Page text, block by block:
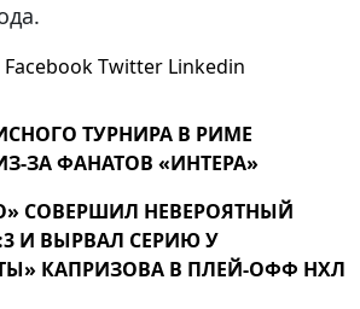
FacebookTwitter Linkedin
ТУРНИРА В РИМЕ
ЗА ФАНАТОВ «ИНТЕРА»
СОВЕРШИЛ НЕВЕРОЯТНЫЙ
И ВЫРВАЛ СЕРИЮ У
КАПРИЗОВА В ПЛЕЙ-ОФФ НХЛ